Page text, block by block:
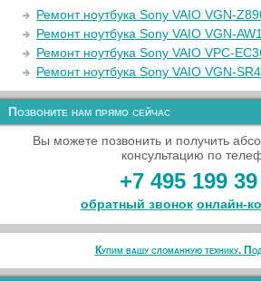
Ремонт ноутбука Sony VAIO VGN-
Ремонт ноутбука Sony VAIO VGN-
Ремонт ноутбука Sony VAIO VPC-
Ремонт ноутбука Sony VAIO VGN-
Позвоните нам прямо сейчас
Вы можете позвонить и получить
консультацию по
+7 495 199
обратный звонок
Купим вашу сломанную технику.